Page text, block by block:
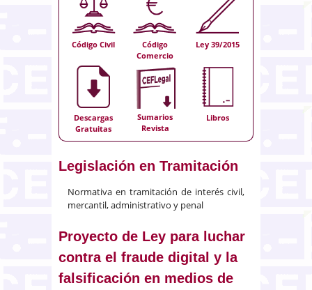
Código Civil
Código
Comercio
Ley 39/2015
Descargas
Gratuitas
Sumarios
Revista
Libros
Legislación en Tramitación
Normativa en tramitación de interés civil,
mercantil, administrativo y penal
Proyecto de Ley para luchar
contra el fraude digital y la
falsificación en medios de